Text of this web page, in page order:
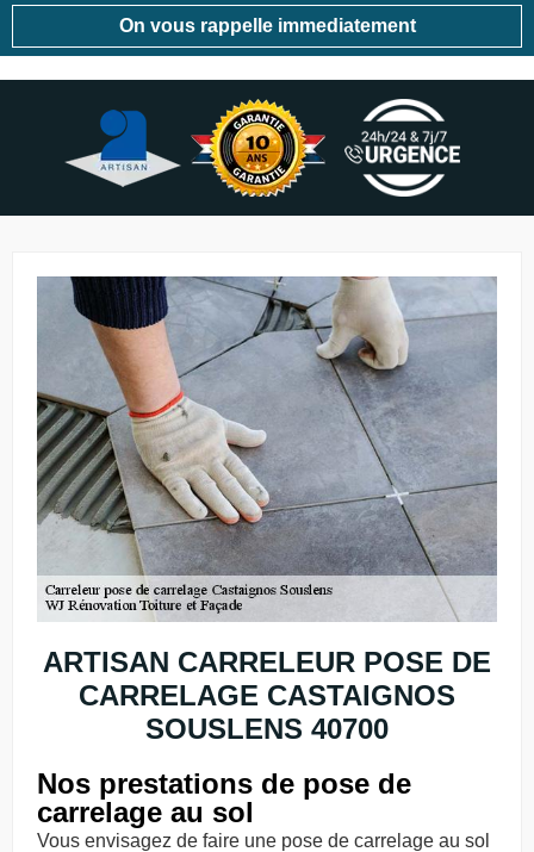
On vous rappelle immediatement
ARTISAN CARRELEUR POSE DE
CARRELAGE CASTAIGNOS
SOUSLENS 40700
Nos prestations de pose de
carrelage au sol
Vous envisagez de faire une pose de carrelage au sol